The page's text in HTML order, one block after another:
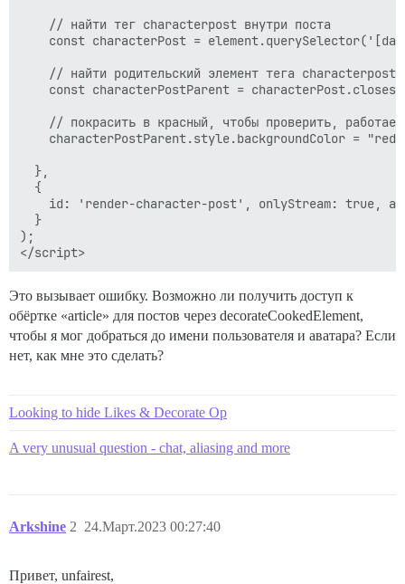
    // найти тег characterpost внутри поста
const characterPost =
// найти родительский элемент тега
const characterPostParent =
// покрасить в красный, чтобы проверить,
characterPostParent.style.backgroundColor =
  },
  {
id: 'render-character-post', onlyStream: true,
  }
);
Это вызывает ошибку. Возможно ли получить доступ к
обёртке «article» для постов через decorateCookedElement,
чтобы я мог добраться до имени пользователя и аватара? Если
нет, как мне это сделать?
Looking to hide Likes & Decorate Op
A very unusual question - chat, aliasing and more
Arkshine 24.Март.2023 00:27:40
2
Привет, unfairest,